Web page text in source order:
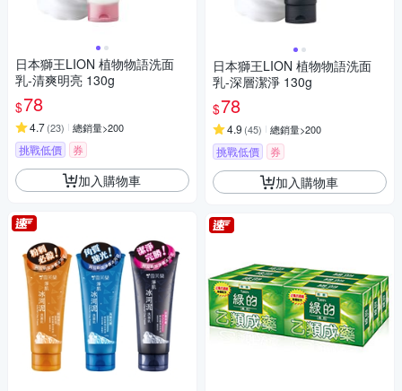
日本獅王LION 植物物語洗面
乳-清爽明亮 130g
$78
4.7(23) 總銷量>200
挑戰低價 券
加入購物車
日本獅王LION 植物物語洗面
乳-深層潔淨 130g
$78
4.9 (45) 總銷量>200
挑戰低價 券
加入購物車